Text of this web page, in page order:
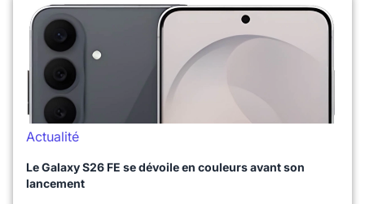
Actualité
Le Galaxy S26 FE se dévoile en couleurs avant son
lancement